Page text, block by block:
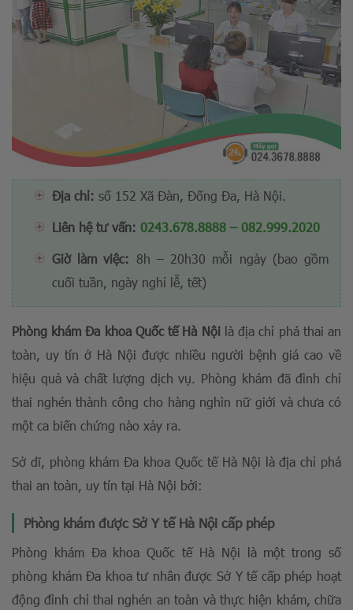
Địa chỉ: số 152 Xã Đàn, Đống Đa, Hà Nội.
Liên hệ tư vấn: 0243.678.8888 –082.999.2020
Giờ làm việc: 8h – 20h30 mỗi ngày (bao gồm
cuối tuần, ngày nghỉ lễ, tết)
Phòng khám Đa khoa Quốc tế Hà Nộilà địa chỉ phá thai an
toàn, uy tín ở Hà Nội được nhiều người bệnh giá cao về
hiệu quả và chất lượng dịch vụ. Phòng khám đã đình chỉ
thai nghén thành công cho hàng nghìn nữ giới và chưa có
một ca biến chứng nào xảy ra.
Sở dĩ, phòng khám Đa khoa Quốc tế Hà Nội là địa chỉ phá
thai an toàn, uy tín tại Hà Nội bởi:
Phòng khám được Sở Y tế Hà Nội cấp phép
Phòng khám Đa khoa Quốc tế Hà Nội là một trong số
phòng khám Đa khoa tư nhân được Sở Y tế cấp phép hoạt
động đình chỉ thai nghén an toàn và thực hiện khám, chữa